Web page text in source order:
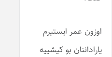
اوزون عمر ایستیرم
یاراداننان بو کیشییه